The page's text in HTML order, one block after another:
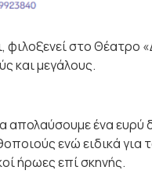
φιλοξενεί στο Θέατρο
και μεγάλους.
απολαύσουμε ένα
ενώ ειδικά για
ήρωες επί σκηνής.